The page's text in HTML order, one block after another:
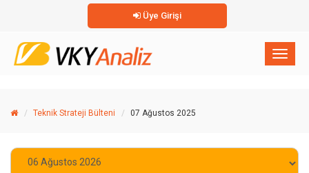
Üye Girişi
×
Teknik Strateji Bülteni 07 Ağustos 2025